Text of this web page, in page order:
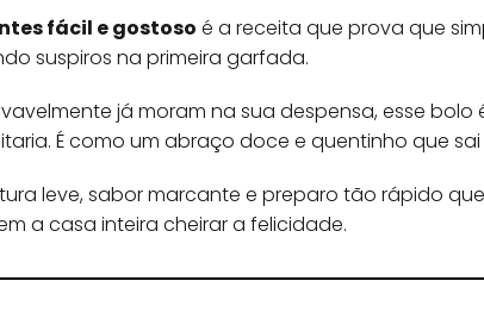
fácil e gostoso é a receita que prova que
suspiros na primeira garfada.
já moram na sua despensa, esse
É como um abraço doce e quentinho que
leve, sabor marcante e preparo tão rápido
a casa inteira cheirar a felicidade.